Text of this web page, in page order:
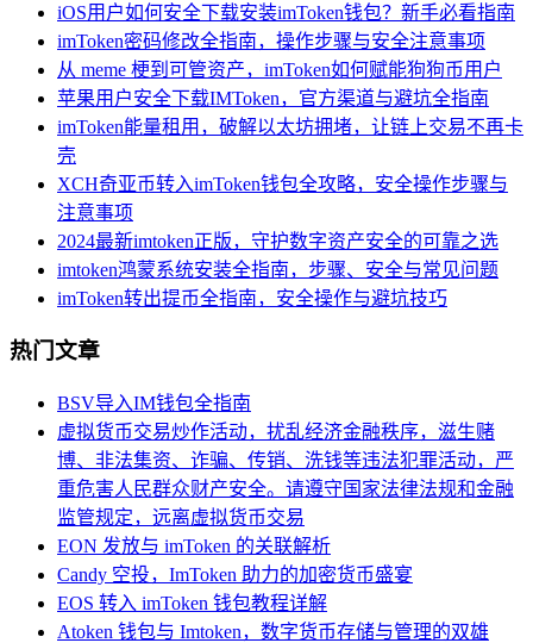
iOS用户如何安全下载安装imToken钱包？新手必看指南
imToken密码修改全指南，操作步骤与安全注意事项
从 meme 梗到可管资产，imToken如何赋能狗狗币用户
苹果用户安全下载IMToken，官方渠道与避坑全指南
imToken能量租用，破解以太坊拥堵，让链上交易不再卡
壳
XCH奇亚币转入imToken钱包全攻略，安全操作步骤与
注意事项
2024最新imtoken正版，守护数字资产安全的可靠之选
imtoken鸿蒙系统安装全指南，步骤、安全与常见问题
imToken转出提币全指南，安全操作与避坑技巧
热门文章
BSV导入IM钱包全指南
虚拟货币交易炒作活动，扰乱经济金融秩序，滋生赌
博、非法集资、诈骗、传销、洗钱等违法犯罪活动，严
重危害人民群众财产安全。请遵守国家法律法规和金融
监管规定，远离虚拟货币交易
EON 发放与 imToken 的关联解析
Candy 空投，ImToken 助力的加密货币盛宴
EOS 转入 imToken 钱包教程详解
Atoken 钱包与 Imtoken，数字货币存储与管理的双雄